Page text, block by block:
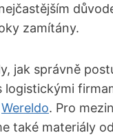
zamítány.
jak správně
logistickými
Wereldo. Pro
také materiály od